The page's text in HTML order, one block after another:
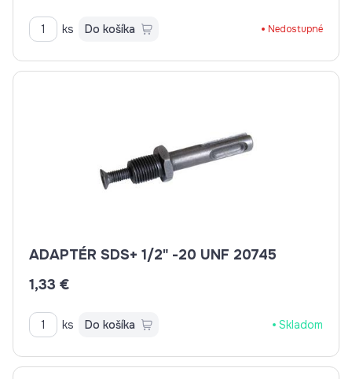
ks Do košíka Nedostupné
ADAPTÉR SDS+ 1/2" -20 UNF 20745
1,33 €
ks Do košíka Skladom